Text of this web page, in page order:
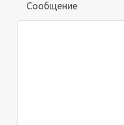
Сообщение